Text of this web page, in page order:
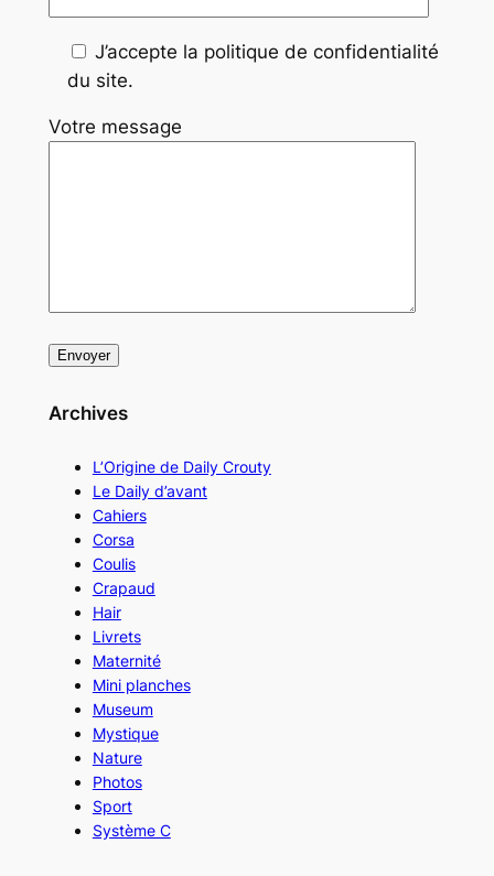
J’accepte la politique de confidentialité
du site.
Votre message
Archives
L’Origine de Daily Crouty
Le Daily d’avant
Cahiers
Corsa
Coulis
Crapaud
Hair
Livrets
Maternité
Mini planches
Museum
Mystique
Nature
Photos
Sport
Système C